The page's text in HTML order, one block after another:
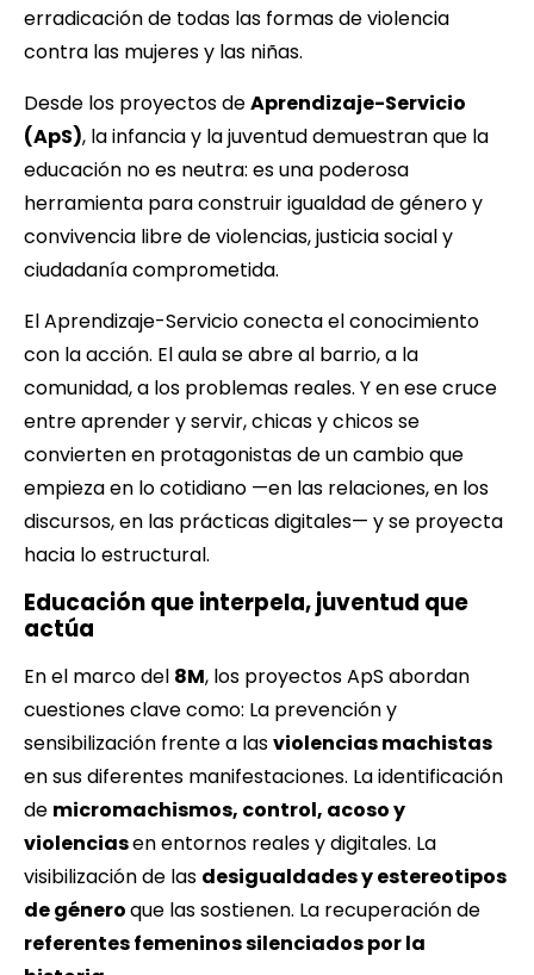
erradicación de todas las formas de violencia
contra las mujeres y las niñas.
Desde los proyectos deAprendizaje-Servicio
(ApS), la infancia y la juventud demuestran que la
educación no es neutra: es una poderosa
herramienta para construir igualdad de género y
convivencia libre de violencias, justicia social y
ciudadanía comprometida.
El Aprendizaje-Servicio conecta el conocimiento
con la acción. El aula se abre al barrio, a la
comunidad, a los problemas reales. Y en ese cruce
entre aprender y servir, chicas y chicos se
convierten en protagonistas de un cambio que
empieza en lo cotidiano —en las relaciones, en los
discursos, en las prácticas digitales— y se proyecta
hacia lo estructural.
Educación que interpela, juventud que
actúa
En el marco del 8M, los proyectos ApS abordan
cuestiones clave como: La prevención y
sensibilización frente a lasviolencias machistas
en sus diferentes manifestaciones. La identificación
de micromachismos, control, acoso y
violenciasen entornos reales y digitales. La
visibilización de las desigualdades y estereotipos
de géneroque las sostienen. La recuperación de
referentes femeninos silenciados por la